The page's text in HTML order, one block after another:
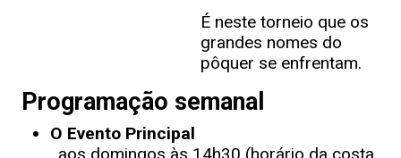
É neste torneio que os
grandes nomes do
pôquer se enfrentam.
Programação semanal
O Evento Principal
, aos domingos às 14h30 (horário da costa